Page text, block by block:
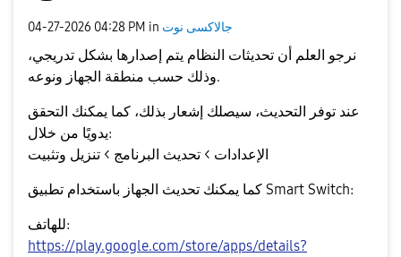
‎04-27-2026 04:28 PM in جالاكسى نوت
نرجو العلم أن تحديثات النظام يتم إصدارها بشكل تدريجي،
وذلك حسب منطقة الجهاز ونوعه .
عند توفر التحديث، سيصلك إشعار بذلك، كما يمكنك التحقق
يدويًا من خلال:
الإعدادات > تحديث البرنامج > تنزيل وتثبيت
Smart Switch:
للهاتف:
https://play.google.com/store/apps/details?